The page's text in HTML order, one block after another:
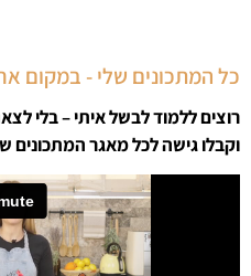
כל המתכונים שלי - במקום
רוצים ללמוד לבשל איתי – בלי
וקבלו גישה לכל מאגר המתכונים